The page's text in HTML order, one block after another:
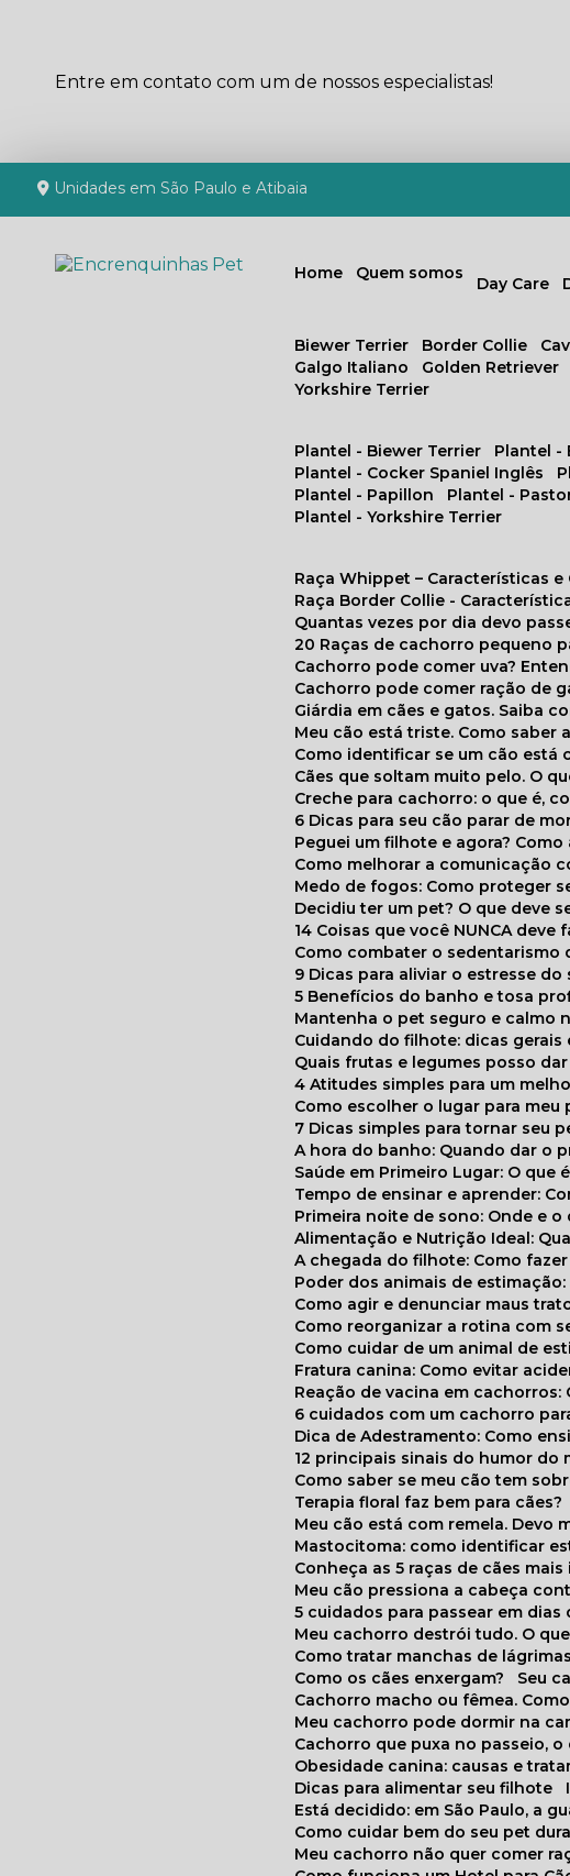
Entre em contato com um de nossos especialistas!
Unidades em São Paulo e Atibaia
Home Quem somos
Plantel - Biewer Terrier
Plantel
Plantel - Cocker Spaniel Inglês
Plantel - Papillon
Plantel -
Plantel - Yorkshire Terrier
Raça Whippet – Características
Raça Border Collie -
Quantas vezes por dia devo
20 Raças de cachorro pequeno
Cachorro pode comer uva?
Cachorro pode comer ração de
Giárdia em cães e gatos. Saiba
Meu cão está triste. Como saber
Como identificar se um cão
Cães que soltam muito pelo. O
Creche para cachorro: o que é,
6 Dicas para seu cão parar de
Peguei um filhote e agora?
Como melhorar a comunicação
Medo de fogos: Como proteger
Decidiu ter um pet? O que deve
14 Coisas que você NUNCA deve
Como combater o sedentarismo
9 Dicas para aliviar o estresse do
5 Benefícios do banho e tosa
Mantenha o pet seguro e calmo
Cuidando do filhote: dicas
Quais frutas e legumes posso
4 Atitudes simples para um
Como escolher o lugar para
7 Dicas simples para tornar seu
A hora do banho: Quando dar
Saúde em Primeiro Lugar: O
Tempo de ensinar e aprender:
Primeira noite de sono: Onde e
Alimentação e Nutrição Ideal:
A chegada do filhote: Como
Poder dos animais de
Como agir e denunciar maus
Como reorganizar a rotina com
Como cuidar de um animal de
Fratura canina: Como evitar
Reação de vacina em cachorros:
6 cuidados com um cachorro
Dica de Adestramento: Como
12 principais sinais do humor do
Como saber se meu cão tem
Terapia floral faz bem para cães?
Meu cão está com remela. Devo
Mastocitoma: como identificar
Conheça as 5 raças de cães
Meu cão pressiona a cabeça
5 cuidados para passear em
Meu cachorro destrói tudo. O
Como tratar manchas de
Como os cães enxergam?
Seu
Cachorro macho ou fêmea.
Meu cachorro pode dormir na
Cachorro que puxa no passeio, o
Obesidade canina: causas e
Dicas para alimentar seu filhote
Está decidido: em São Paulo, a
Como cuidar bem do seu pet
Meu cachorro não quer comer
Day Care
Biewer Terrier
Border Collie
Galgo Italiano
Golden Retriever
Yorkshire Terrier